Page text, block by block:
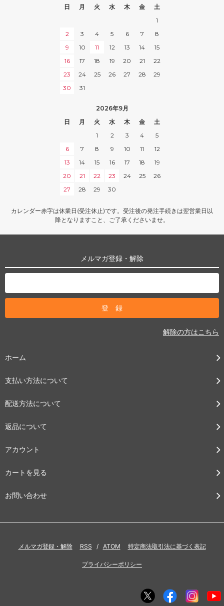
日
月 火 水 木 金
土
1
2
3 4 5 6 7
8
9
10 11 12 13 14
15
16
17 18 19 20 21
22
23
24 25 26 27 28
29
30
31
2026年9月
日
月 火 水 木 金
土
1
2 3 4
5
6
7 8 9 10 11
12
13
14 15 16 17 18
19
20
21 22 23 24 25
26
27
28 29 30
カレンダー赤字は休業日(受注休止)です。受注後の発注手続きは翌営業日以
降となりますこと、ご了承くださいませ。
メルマガ登録・解除
解除の方はこちら
ホーム
支払い方法について
配送方法について
返品について
アカウント
カートを見る
お問い合わせ
メルマガ登録・解除 RSS / ATOM 特定商法取引法に基づく表記
プライバシーポリシー